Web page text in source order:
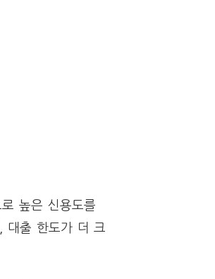
높은 신용도를
, 대출 한도가 더 크